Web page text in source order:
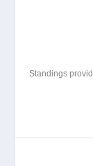
Standings